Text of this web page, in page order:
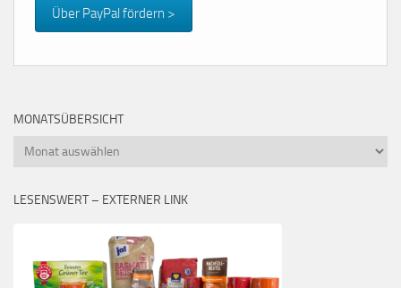
Über PayPal fördern >
MONATSÜBERSICHT
Monatsübersicht
LESENSWERT – EXTERNER LINK